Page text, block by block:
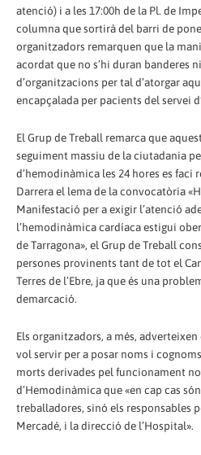
atenció) i a les 17:00h de la Pl. de
columna que sortirà del barri de
organitzadors remarquen que la
acordat que no s’hi duran banderes
d’organitzacions per tal d’atorgar
encapçalada per pacients del servei
El Grup de Treball remarca que
seguiment massiu de la ciutadania
d’hemodinàmica les 24 hores es faci
Darrera el lema de la convocatòria
Manifestació per a exigir l’atenció
l’hemodinàmica cardíaca estigui
de Tarragona», el Grup de Treball
persones provinents tant de tot el
Terres de l’Ebre, ja que és una
demarcació.
Els organitzadors, a més,
vol servir per a posar noms i
morts derivades pel funcionament
d’Hemodinàmica que «en cap cas
treballadores, sinó els responsables
Mercadé, i la direcció de l’Hospital».